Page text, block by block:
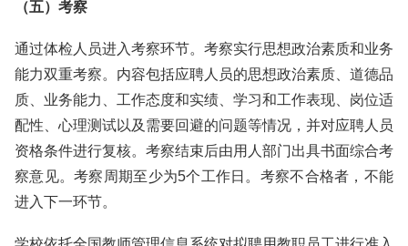
（五）考察
通过体检人员进入考察环节。考察实行思想政治素质和业务
能力双重考察。内容包括应聘人员的思想政治素质、道德品
质、业务能力、工作态度和实绩、学习和工作表现、岗位适
配性、心理测试以及需要回避的问题等情况，并对应聘人员
资格条件进行复核。考察结束后由用人部门出具书面综合考
察意见。考察周期至少为5个工作日。考察不合格者，不能
进入下一环节。